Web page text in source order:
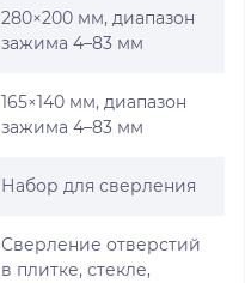
280×200 мм, диапазон
зажима 4–83 мм
165×140 мм, диапазон
зажима 4–83 мм
Набор для сверления
Сверление отверстий
в плитке, стекле,